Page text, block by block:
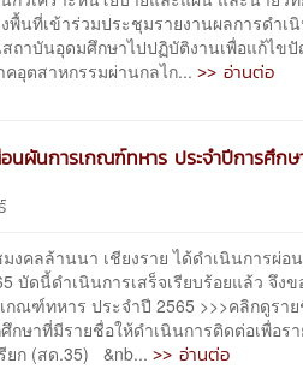
นที่เข้าร่วมประชุมรายงานผลการดำเ
ถาบันอุดมศึกษาไปปฏิบัติงานเพื่อแก้ไข
คอุตสาหกรรมผ่านกลไก...>> อ่านต่อ
นผันการเกณฑ์ทหาร ประจำปีการศึกษ
ล้านนา เชียงราย ได้ดำเนินการผ่อ
บัดนี้ดำเนินการเสร็จเรียบร้อยแล้ว จึงข
ณฑ์ทหาร ประจำปี 2565 >>>คลิกดูราย
มีรายชื่อให้ดำเนินการติดต่อเพื่อรา
รียก (สด.35) &nb...>> อ่านต่อ